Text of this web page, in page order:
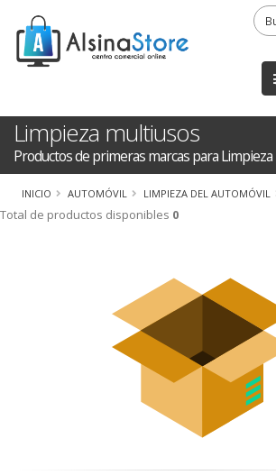
Limpieza multiusos
Productos de primeras marcas para
INICIO AUTOMÓVIL LIMPIEZA DEL AUTOMÓVIL
Total de productos disponibles 0